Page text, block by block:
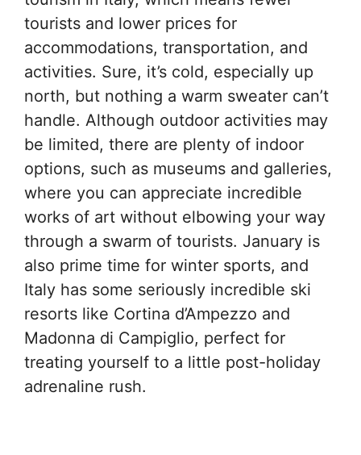
tourists and lower prices for
accommodations, transportation, and
activities. Sure, it’s cold, especially up
north, but nothing a warm sweater can’t
handle. Although outdoor activities may
be limited, there are plenty of indoor
options, such as museums and galleries,
where you can appreciate incredible
works of art without elbowing your way
through a swarm of tourists. January is
also prime time for winter sports, and
Italy has some seriously incredible ski
resorts like Cortina d’Ampezzo and
Madonna di Campiglio, perfect for
treating yourself to a little post-holiday
adrenaline rush.